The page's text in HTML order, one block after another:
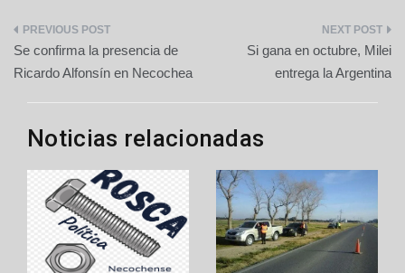
Navegación
de
entradas
Se confirma la presencia de
Ricardo Alfonsín en Necochea
Si gana en octubre, Milei
entrega la Argentina
Noticias relacionadas